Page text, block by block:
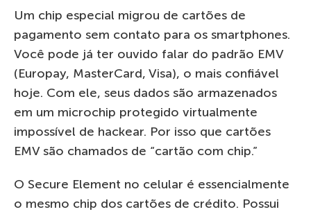
Um chip especial migrou de cartões de
pagamento sem contato para os smartphones.
Você pode já ter ouvido falar do padrão EMV
(Europay, MasterCard, Visa), o mais confiável
hoje. Com ele, seus dados são armazenados
em um microchip protegido virtualmente
impossível de hackear. Por isso que cartões
EMV são chamados de “cartão com chip.”
O Secure Element no celular é essencialmente
o mesmo chip dos cartões de crédito. Possui